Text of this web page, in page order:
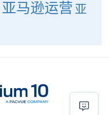
亚马逊运营 亚